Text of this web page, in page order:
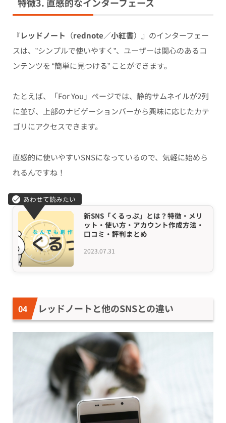
『レッドノート （rednote／小紅書）』のインターフェー
スは、”シンプルで使いやすく”、ユーザーは関心のあるコ
ンテンツを “簡単に見つける” ことができます。
たとえば、「For You」ページでは、静的サムネイルが2列
に並び、上部のナビゲーションバーから興味に応じたカテ
ゴリにアクセスできます。
直感的に使いやすいSNSになっているので、気軽に始めら
れるんですね！
2023.07.31
新SNS「くるっぷ」とは？特徴・メリ
ット・使い方・アカウント作成方法・
口コミ・評判まとめ
レッドノートと他のSNSとの違い